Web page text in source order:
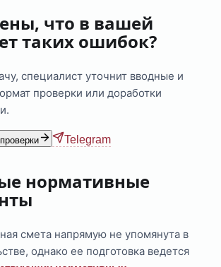
что в вашей
таких ошибок?
специалист уточнит вводные и
проверки или доработки
Telegram
нормативные
смета напрямую не упомянута в
однако ее подготовка ведется